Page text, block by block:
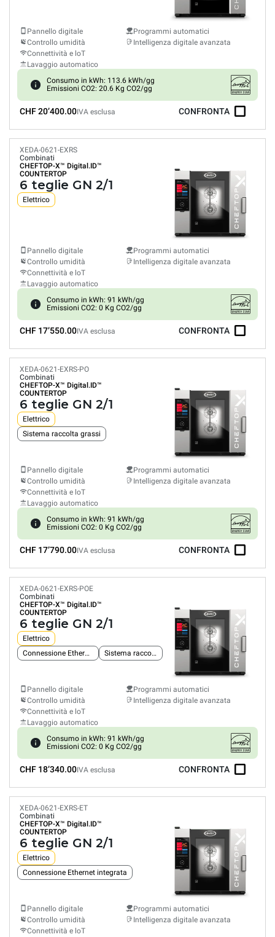
Pannello digitale
Controllo umidità
Connettività e loT
Lavaggio automatico
Programmi automatici
Intelligenza digitale avanzata
Consumo in kWh: 113.6 kWh/gg
Emissioni CO2: 20.6 Kg CO2/gg
CHF 20’400.00IVA esclusa CONFRONTA
XEDA-0621-EXRS
Combinati
CHEFTOP-X™ Digital.ID™
COUNTERTOP
6 teglie GN 2/1
Elettrico
Pannello digitale
Controllo umidità
Connettività e loT
Lavaggio automatico
Programmi automatici
Intelligenza digitale avanzata
Consumo in kWh: 91 kWh/gg
Emissioni CO2: 0 Kg CO2/gg
CHF 17’550.00IVA esclusa CONFRONTA
XEDA-0621-EXRS-PO
Combinati
CHEFTOP-X™ Digital.ID™
COUNTERTOP
6 teglie GN 2/1
Elettrico
Sistema raccolta grassi
Pannello digitale
Controllo umidità
Connettività e loT
Lavaggio automatico
Programmi automatici
Intelligenza digitale avanzata
Consumo in kWh: 91 kWh/gg
Emissioni CO2: 0 Kg CO2/gg
CHF 17’790.00IVA esclusa CONFRONTA
XEDA-0621-EXRS-POE
Combinati
CHEFTOP-X™ Digital.ID™
COUNTERTOP
6 teglie GN 2/1
Elettrico
Connessione Ethernet integrata
Sistema raccolta grassi
Pannello digitale
Controllo umidità
Connettività e loT
Lavaggio automatico
Programmi automatici
Intelligenza digitale avanzata
Consumo in kWh: 91 kWh/gg
Emissioni CO2: 0 Kg CO2/gg
CHF 18’340.00IVA esclusa CONFRONTA
XEDA-0621-EXRS-ET
Combinati
CHEFTOP-X™ Digital.ID™
COUNTERTOP
6 teglie GN 2/1
Elettrico
Connessione Ethernet integrata
Pannello digitale
Controllo umidità
Connettività e loT
Programmi automatici
Intelligenza digitale avanzata